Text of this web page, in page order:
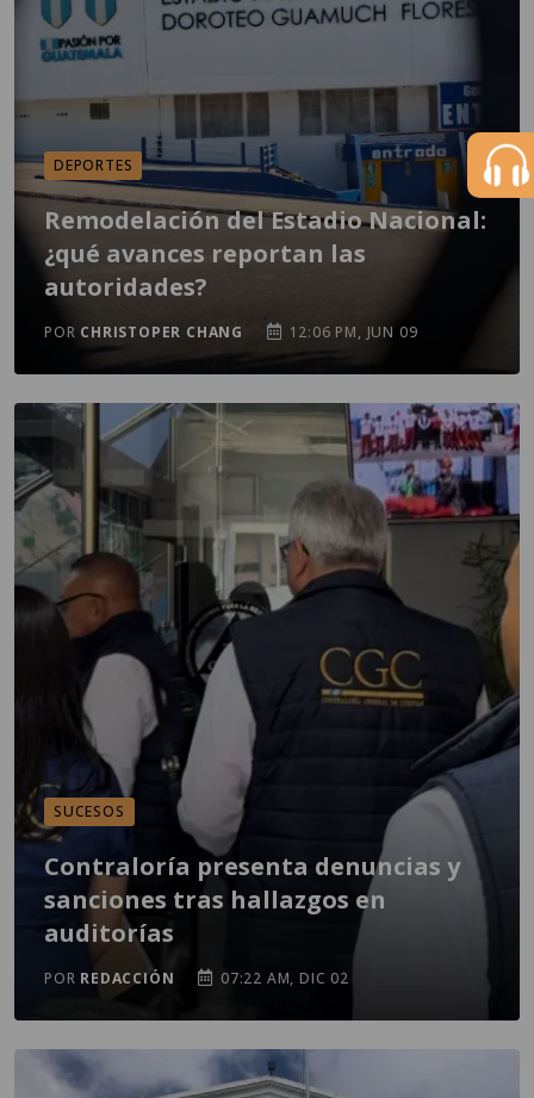
DEPORTES
Remodelación del Estadio Nacional:
¿qué avances reportan las
autoridades?
POR CHRISTOPER CHANG 12:06 PM, JUN 09
SUCESOS
Contraloría presenta denuncias y
sanciones tras hallazgos en
auditorías
POR REDACCIÓN 07:22 AM, DIC 02